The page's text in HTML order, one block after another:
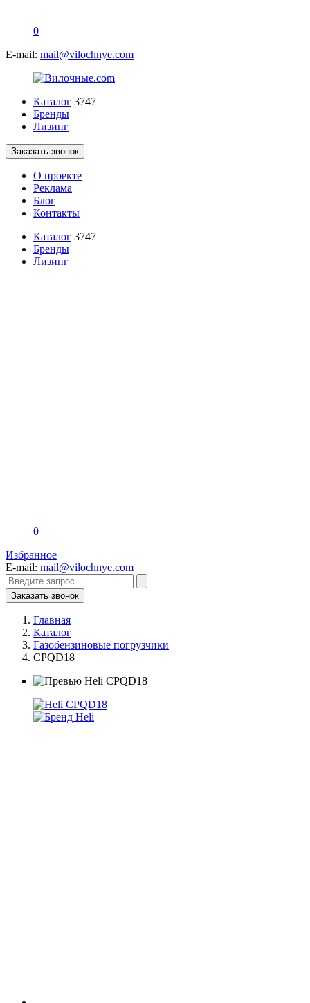
0
E-mail: mail@vilochnye.com
Каталог 3747
Бренды
Лизинг
Заказать звонок
О проекте
Реклама
Блог
Контакты
Каталог 3747
Бренды
Лизинг
0
Избранное
E-mail: mail@vilochnye.com
Заказать звонок
Главная
Каталог
Газобензиновые погрузчики
CPQD18